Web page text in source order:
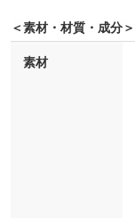
＜素材・材質・成分＞
素材